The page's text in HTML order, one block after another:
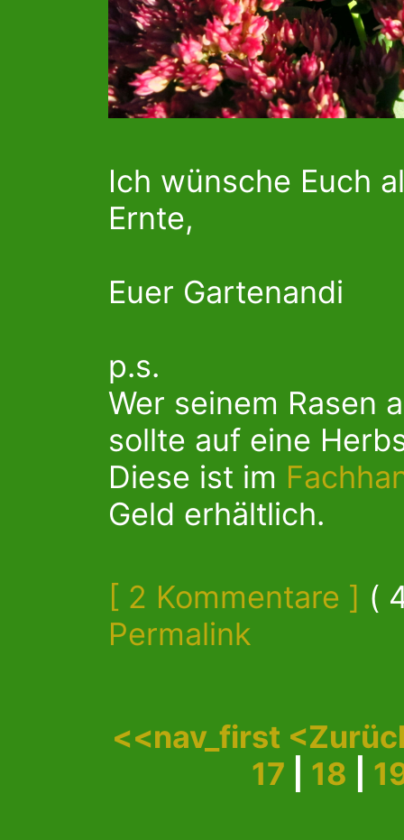
Ich wünsche Euch
Ernte,
Euer Gartenandi
p.s.
Wer seinem Rasen
sollte auf eine
Diese ist im
Geld erhältlich.
[ 2 Kommentare ] (
Permalink
<<nav_first
17
18